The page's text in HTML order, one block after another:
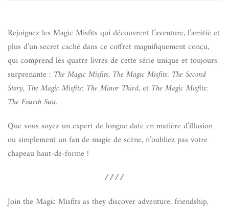
Rejoignez les Magic Misfits qui découvrent l’aventure, l’amitié et
plus d’un secret caché dans ce coffret magnifiquement conçu,
qui comprend les quatre livres de cette série unique et toujours
surprenante : The Magic Misfits, The Magic Misfits: The Second
Story, The Magic Misfits: The Minor Third, et The Magic Misfits:
The Fourth Suit.
Que vous soyez un expert de longue date en matière d’illusion
ou simplement un fan de magie de scène, n’oubliez pas votre
chapeau haut-de-forme !
////
Join the Magic Misfits as they discover adventure, friendship,